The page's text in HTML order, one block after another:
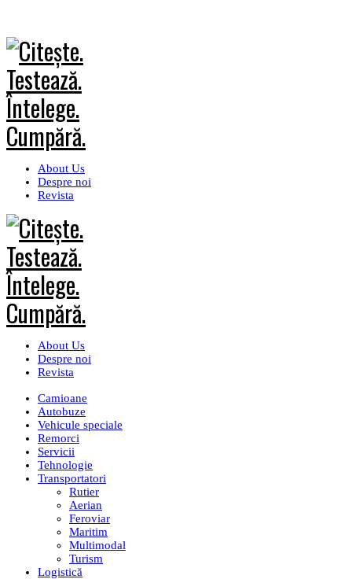
About Us
Despre noi
Revista
About Us
Despre noi
Revista
Camioane
Autobuze
Vehicule speciale
Remorci
Servicii
Tehnologie
Transportatori
Rutier
Aerian
Feroviar
Maritim
Multimodal
Turism
Logistică